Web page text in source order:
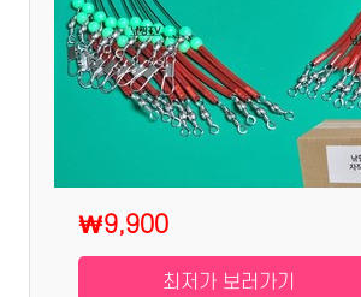
₩9,900
최저가 보러가기